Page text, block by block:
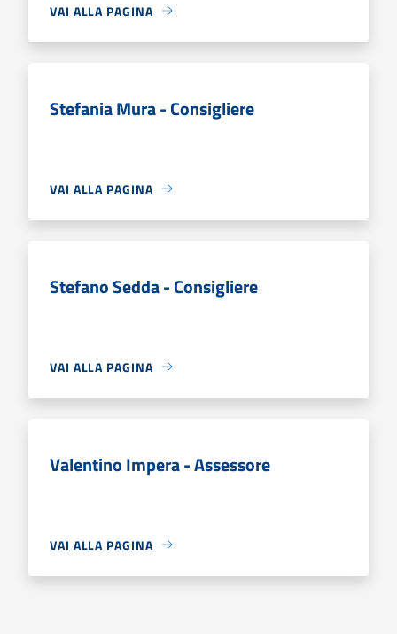
VAI ALLA PAGINA
Stefania Mura - Consigliere
VAI ALLA PAGINA
Stefano Sedda - Consigliere
VAI ALLA PAGINA
Valentino Impera - Assessore
VAI ALLA PAGINA